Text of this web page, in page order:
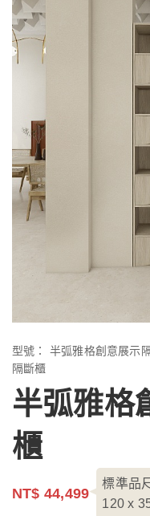
型號： 半弧雅格創意展示
隔斷櫃
半弧雅格
櫃
NT$ 44,499
標準品
120 x